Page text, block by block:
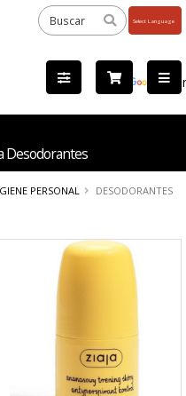
by
Desodorantes
PERSONAL DESODORANTES